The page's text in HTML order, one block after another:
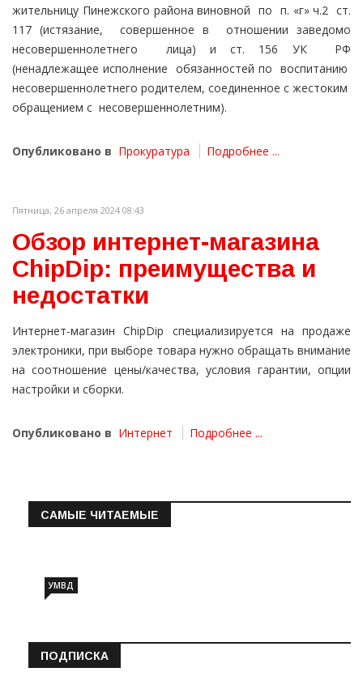
жительницу Пинежского района виновной по п. «г» ч.2 ст.
117 (истязание, совершенное в отношении заведомо
несовершеннолетнего лица) и ст. 156 УК РФ
(ненадлежащее исполнение обязанностей по воспитанию
несовершеннолетнего родителем, соединенное с жестоким
обращением с несовершеннолетним).
Опубликовано в Прокуратура Подробнее ...
Пятница, 26 апреля 2024 08:43
Обзор интернет-магазина
ChipDip: преимущества и
недостатки
Интернет-магазин ChipDip специализируется на продаже
электроники, при выборе товара нужно обращать внимание
на соотношение цены/качества, условия гарантии, опции
настройки и сборки.
Опубликовано в Интернет Подробнее ...
САМЫЕ ЧИТАЕМЫЕ
УМВД
ПОДПИСКА